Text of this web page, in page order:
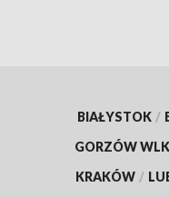
BIAŁYSTOK /
GORZÓW
KRAKÓW /